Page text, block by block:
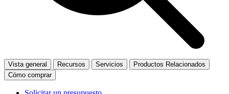
Vista general Recursos Servicios
Productos Relacionados
Cómo comprar